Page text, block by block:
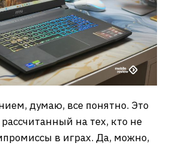
думаю, все понятно. Это
на тех, кто не
в играх. Да, можно,